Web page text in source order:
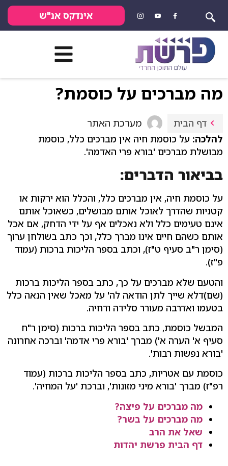
אינדקס אנ"ש
מה מברכים על כוסמת?
דף הבית מערכת האתר
להלכה: על כוסמת חיה אין מברכים כלל, כוסמת
מבושלת מברכים 'בורא פרי האדמה'.
בביאור הדברים:
על כוסמת חיה, אין מברכים כלל, והכלל הוא ירקות או
קטניות שהדרך לאוכל אותם מבושלים, כשאוכל אותם
אינם טעימים כלל ולא נאכלים אף על ידי הדחק, אם אכל
אותם כשהם חיים אינו מברך כלל, וכך כתב בשולחן ערוך
(סימן ר"ב סעיף ט"ז), וכתב בספר הליכות ברכות (עמוד
פ"ז).
והטעם שלא מברכים על כך, כתב בספר הליכות ברכות
(שם)דלא שייך לתן הודאה לה' על מאכל שאין הנאה כלל
בטעמו ואדרבה מעורר סלידה ודחיה.
המבשל כוסמת, כתב בספר הליכות ברכות (סימן ר"ח
סעיף א' הערה א') מברך 'בורא פרי אדמה' וברכה אחרונה
'בורא נפשות רבות'.
כוסמת עם אטריות, כתב בספר הליכות ברכות (עמוד
רפ"ז) מברך 'בורא מיני מזונות', וברכת 'על המחיה'.
מה מברכים על פיצה?
מה מברכים על בשר?
שאל את הרב
דף הבית פרשת יהדות